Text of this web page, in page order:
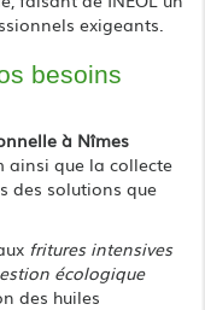
exigeants.
besoins
à Nîmes
ainsi que la collecte
des solutions que
fritures intensives
écologique
des huiles